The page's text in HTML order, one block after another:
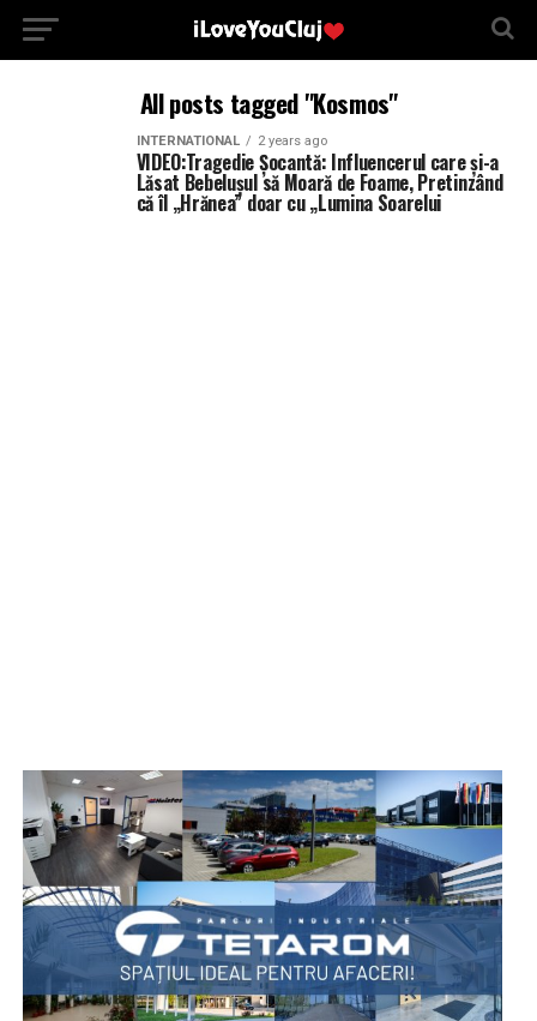
All posts tagged "Kosmos"
INTERNATIONAL 2 years ago
VIDEO:Tragedie Șocantă: Influencerul care și-a
Lăsat Bebelușul să Moară de Foame, Pretinzând
că îl „Hrănea” doar cu „Lumina Soarelui